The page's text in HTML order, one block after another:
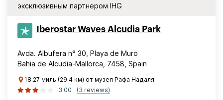
эксклюзивным партнером IHG
Iberostar Waves Alcudia Park
Avda. Albufera n° 30, Playa de Muro
Bahia de Alcudia-Mallorca, 7458, Spain
18.27 миль (29.4 км) от музея Рафа Надаля
3.00
(3 reviews)